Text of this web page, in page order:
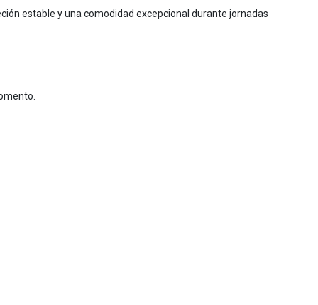
estable y una comodidad excepcional durante jornadas